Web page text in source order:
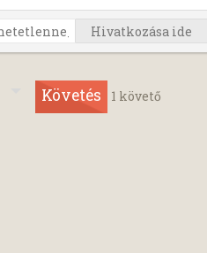
Hivatkozása ide
Követés 1 követő